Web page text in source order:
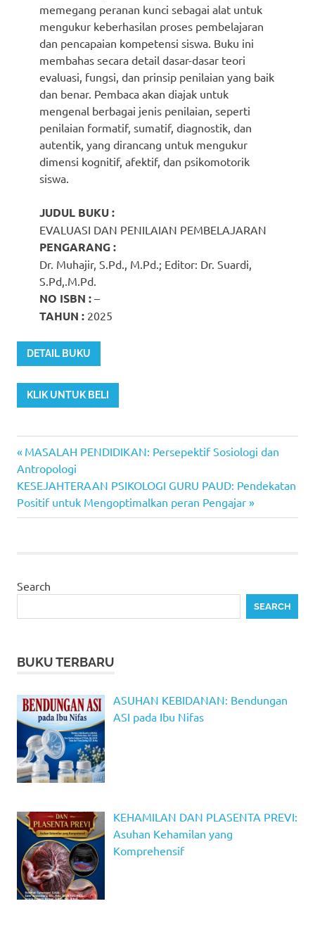
memegang peranan kunci sebagai alat untuk
mengukur keberhasilan proses pembelajaran
dan pencapaian kompetensi siswa. Buku ini
membahas secara detail dasar-dasar teori
evaluasi, fungsi, dan prinsip penilaian yang baik
dan benar. Pembaca akan diajak untuk
mengenal berbagai jenis penilaian, seperti
penilaian formatif, sumatif, diagnostik, dan
autentik, yang dirancang untuk mengukur
dimensi kognitif, afektif, dan psikomotorik
siswa.
JUDUL BUKU :
EVALUASI DAN PENILAIAN PEMBELAJARAN
PENGARANG :
Dr. Muhajir, S.Pd., M.Pd.; Editor: Dr. Suardi,
S.Pd,.M.Pd.
NO ISBN : –
TAHUN : 2025
DETAIL BUKU
KLIK UNTUK BELI
Post
navigation
Previous
Post:
MASALAH PENDIDIKAN: Persepektif Sosiologi dan
Antropologi
Next
Post:
KESEJAHTERAAN PSIKOLOGI GURU PAUD: Pendekatan
Positif untuk Mengoptimalkan peran Pengajar
Search
SEARCH
BUKU TERBARU
ASUHAN KEBIDANAN: Bendungan
ASI pada Ibu Nifas
KEHAMILAN DAN PLASENTA PREVI:
Asuhan Kehamilan yang
Komprehensif